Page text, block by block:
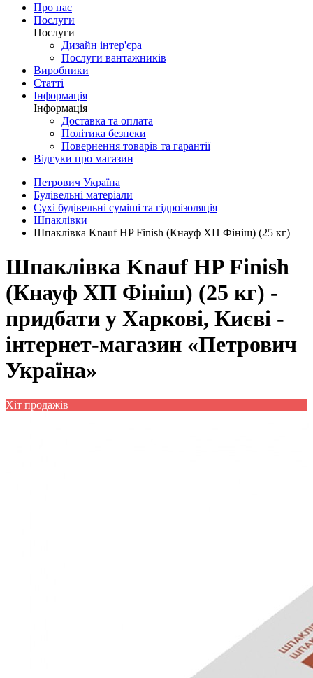
Про нас
Послуги
Послуги
Дизайн інтер'єра
Послуги вантажників
Виробники
Статті
Інформація
Інформація
Доставка та оплата
Політика безпеки
Повернення товарів та гарантії
Відгуки про магазин
Петрович Україна
Будівельні матеріали
Сухі будівельні суміші та гідроізоляція
Шпаклівки
Шпаклівка Knauf HP Finish (Кнауф ХП Фініш) (25 кг)
Шпаклівка Knauf HP Finish
(Кнауф ХП Фініш) (25 кг) -
придбати у Харкові, Києві -
інтернет-магазин «Петрович
Україна»
Хіт продажів